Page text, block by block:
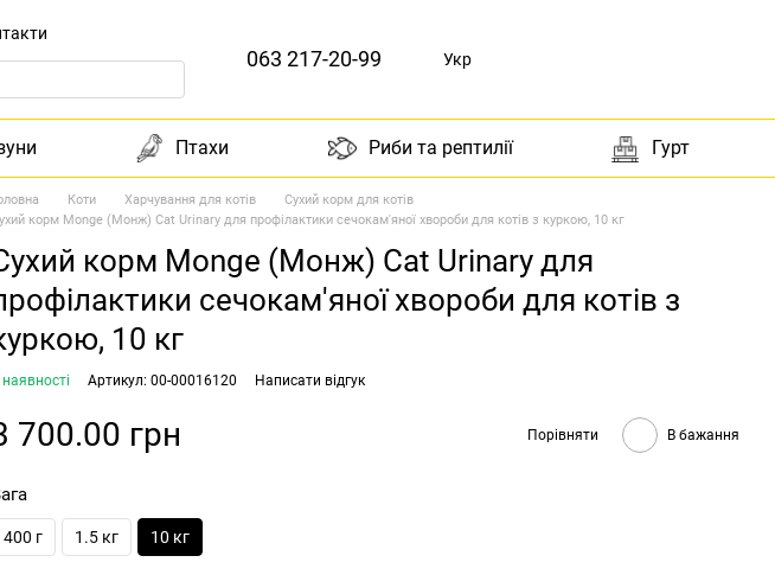
063 217-20-99 Укр
Птахи Риби та рептилії Гурт
Коти Харчування для котів
Сухий корм для котів
корм Monge (Монж) Cat Urinary для профілактики сечокам'яної хвороби для котів з куркою, 10 кг
корм Monge (Монж) Cat Urinary для
сечокам'яної хвороби для котів з
10 кг
наявності Артикул: 00-00016120 Написати відгук
700.00 грн Порівняти В бажання
400 г 1.5 кг 10 кг